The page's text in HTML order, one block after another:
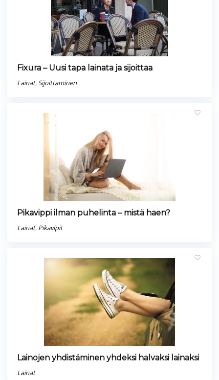
Fixura – Uusi tapa lainata ja sijoittaa
Lainat,Sijoittaminen
Pikavippi ilman puhelinta – mistä haen?
Lainat, Pikavipit
Lainojen yhdistäminen yhdeksi halvaksi lainaksi
Lainat